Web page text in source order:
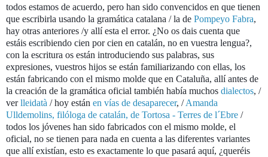
todos estamos de acuerdo, pero han sido convencidos en que tienen
que escribirla usando la gramática catalana / la de Pompeyo Fabra,
hay otras anteriores /y allí esta el error. ¿No os dais cuenta que
estáis escribiendo cien por cien en catalán, no en vuestra lengua?,
con la escritura os están introduciendo sus palabras, sus
expresiones, vuestros hijos se están familiarizando con ellas, los
están fabricando con el mismo molde que en Cataluña, allí antes de
la creación de la gramática oficial también había muchos dialectos, /
verlleidatà / hoy están en vías de desaparecer, /Amanda
Ulldemolins, filóloga de catalán, de Tortosa - Terres de l´Ebre /
todos los jóvenes han sido fabricados con el mismo molde, el
oficial, no se tienen para nada en cuenta a las diferentes variantes
que allí existían, esto es exactamente lo que pasará aquí, ¿queréis